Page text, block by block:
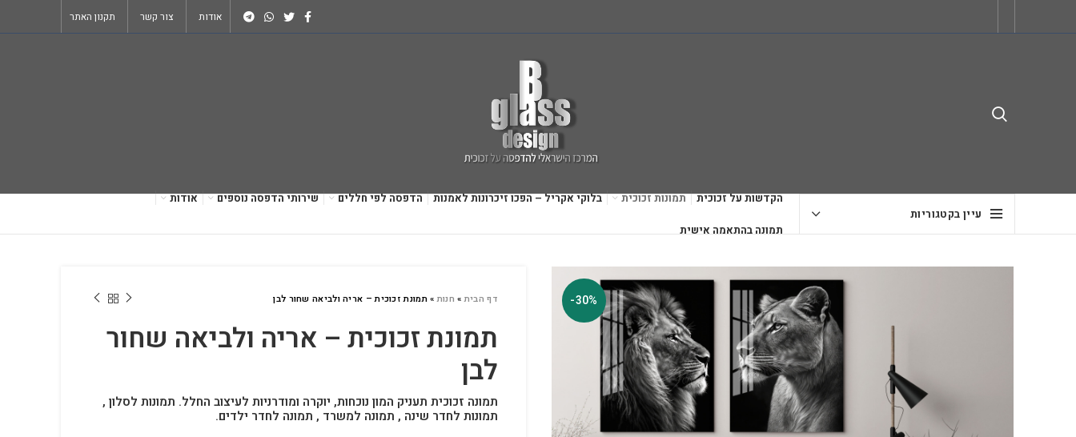
אודות צור קשר תקנון האתר
עיין בקטגוריות
הקדשות על זכוכית תמונות זכוכית בלוקי אקריל – הפכו זיכרונות לאמנות הדפסה לפי חללים שירותי הדפסה נוספים אודות
תמונה בהתאמה אישית
-30% דף הבית» חנות»תמונת זכוכית – אריה ולביאה שחור לבן
תמונת זכוכית – אריה ולביאה שחור
לבן
תמונה זכוכית תעניק המון נוכחות, יוקרה ומודרניות לעיצוב החלל. תמונות לסלון ,
תמונות לחדר שינה , תמונה למשרד , תמונה לחדר ילדים.